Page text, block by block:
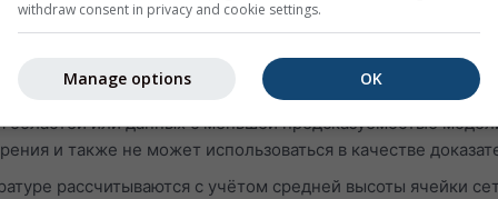
данные моделирования, а не измеренные данные, для
измерениями метеостанций (поскольку более чем в 99 %
данные с высокой предсказуемостью могут
областей или данных с меньшей предсказуемостью
и также не может использоваться в качестве
рассчитываются с учётом средней высоты ячейки
withdraw consent in privacy and cookie settings.
OK
Manage options